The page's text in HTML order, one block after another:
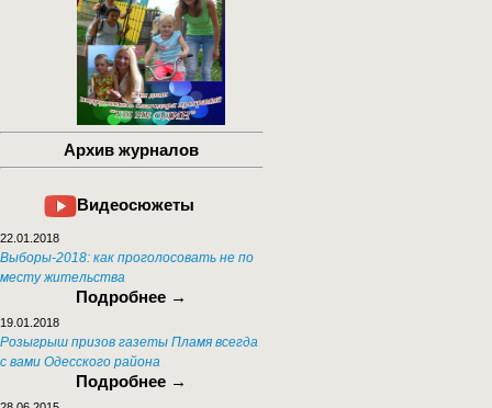
Архив журналов
Видеосюжеты
22.01.2018
Выборы-2018: как проголосовать не по
месту жительства
Подробнее →
19.01.2018
Розыгрыш призов газеты Пламя всегда
с вами Одесского района
Подробнее →